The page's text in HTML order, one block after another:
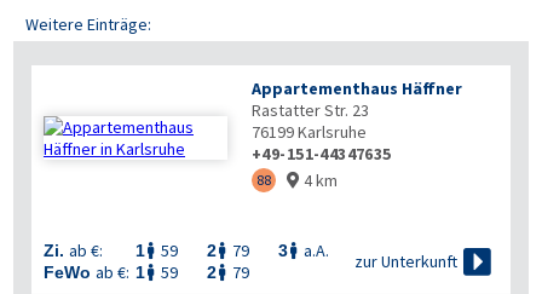
Weitere Einträge:
Appartementhaus Häffner
Rastatter Str. 23
76199Karlsruhe
+49-151-44347635
88  4 km
Zi. ab €: 1 59 2 79 3 a.A.
FeWo ab €: 1 59 2 79
zur Unterkunft 